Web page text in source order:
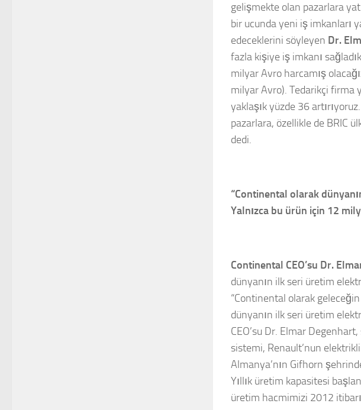
gelişmekte olan pazarlara
bir ucunda yeni iş imkanları
edeceklerini söyleyen Dr.
fazla kişiye iş imkanı
milyar Avro harcamış
milyar Avro). Tedarikçi firma
yaklaşık yüzde 36
pazarlara, özellikle de BRIC
dedi.
“Continental olarak
Yalnızca bu ürün için 12
Continental CEO’su Dr.
dünyanın ilk seri üretim
“Continental olarak
dünyanın ilk seri üretim
CEO’su Dr. Elmar
sistemi, Renault’nun
Almanya’nın Gifhorn
Yıllık üretim kapasitesi
üretim hacmimizi 2012